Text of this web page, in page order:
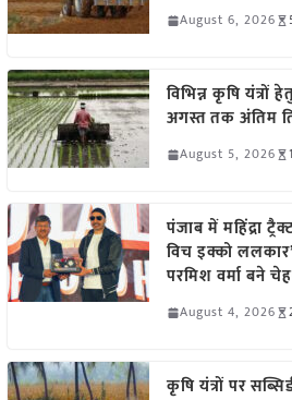
August 6, 2026
विभिन्न कृषि
अगस्त तक अंतिम
August 5, 2026
पंजाब में महिंद्रा
विच इक्को
परमिश वर्मा बने
August 4, 2026
कृषि यंत्रों पर